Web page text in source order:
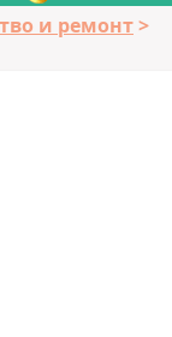
и ремонт